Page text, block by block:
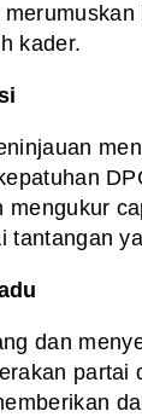
kader.
tantangan
dan
partai